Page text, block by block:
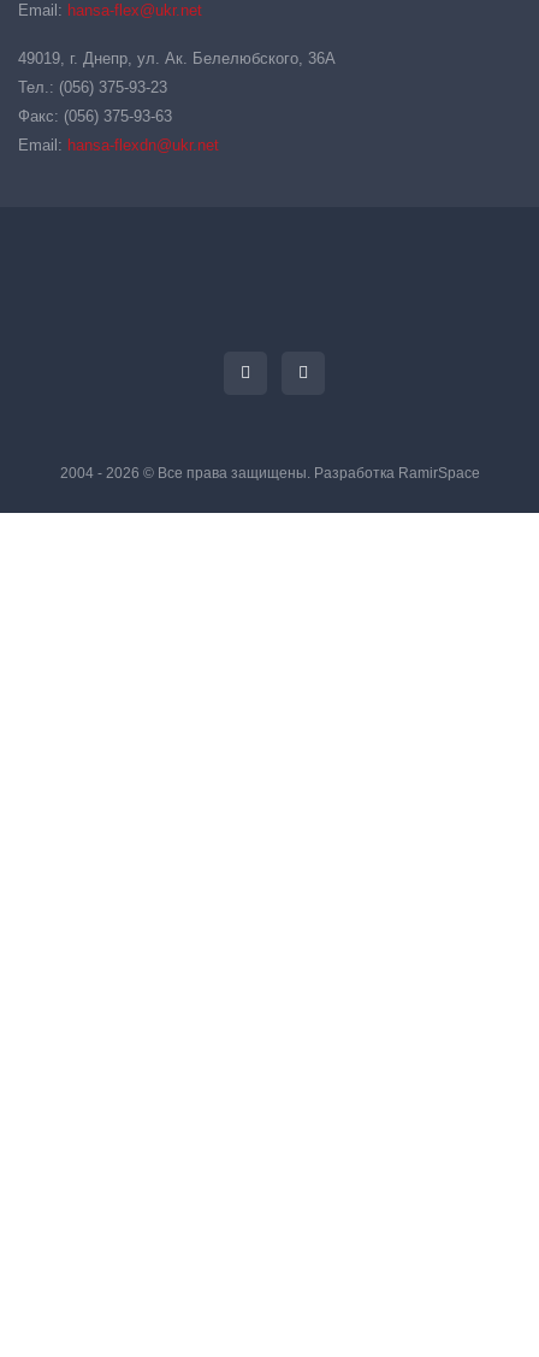
Email: hansa-flex@ukr.net
49019, г. Днепр, ул. Ак. Белелюбского, 36А
Тел.: (056) 375-93-23
Факс: (056) 375-93-63
Email: hansa-flexdn@ukr.net
2004 - 2026 © Все права защищены. Разработка RamirSpace